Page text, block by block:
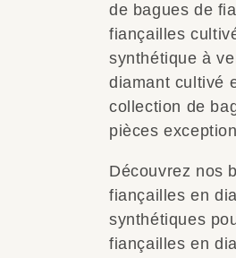
de bagues de
fiançailles
synthétique à
diamant cultivé
collection de
pièces
Découvrez nos
fiançailles en
synthétiques
fiançailles en